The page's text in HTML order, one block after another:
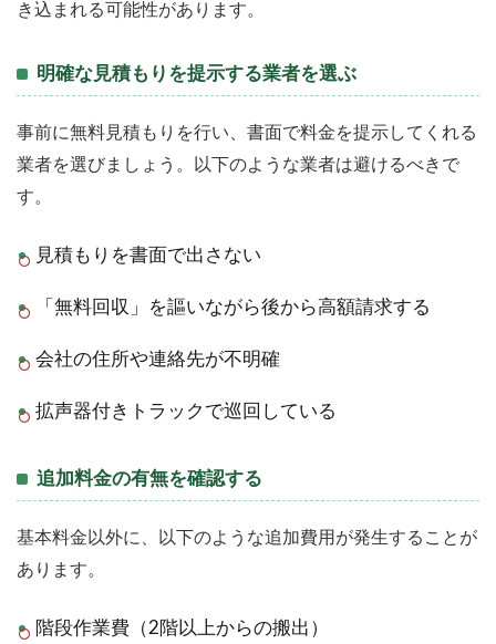
き込まれる可能性があります。
明確な見積もりを提示する業者を選ぶ
事前に無料見積もりを行い、書面で料金を提示してくれる
業者を選びましょう。以下のような業者は避けるべきで
す。
見積もりを書面で出さない
「無料回収」を謳いながら後から高額請求する
会社の住所や連絡先が不明確
拡声器付きトラックで巡回している
追加料金の有無を確認する
基本料金以外に、以下のような追加費用が発生することが
あります。
階段作業費（2階以上からの搬出）